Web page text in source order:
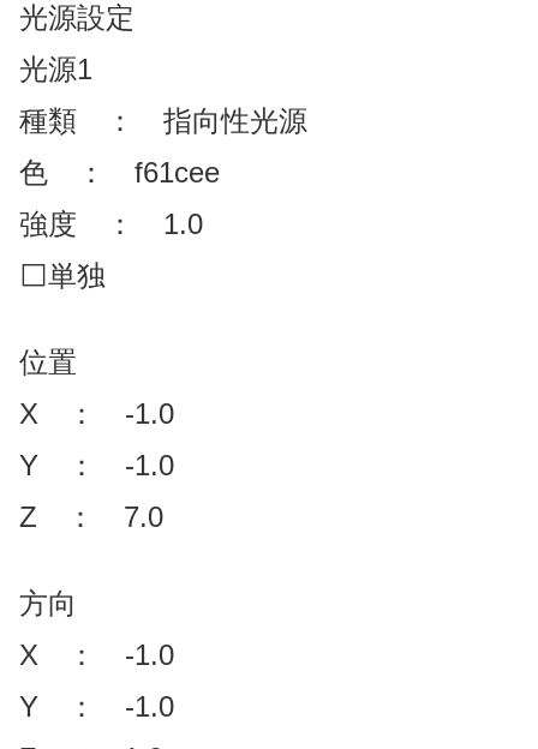
光源設定
光源1
種類 ： 指向性光源
色 ： f61cee
強度 ： 1.0
⬜単独
位置
X ： -1.0
Y ： -1.0
Z ： 7.0
方向
X ： -1.0
Y ： -1.0